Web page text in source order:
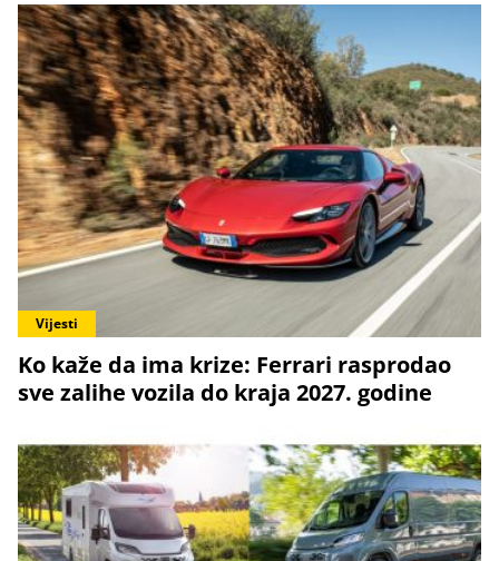
Vijesti
Ko kaže da ima krize: Ferrari rasprodao
sve zalihe vozila do kraja 2027. godine